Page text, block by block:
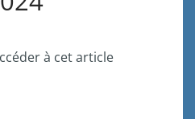
à cet article